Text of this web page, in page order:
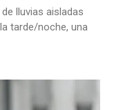
lluvias aisladas
tarde/noche, una